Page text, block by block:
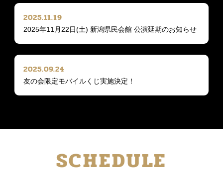
2025.11.19
2025年11月22日(土) 新潟県民会館 公演延期のお知らせ
2025.09.24
友の会限定モバイルくじ実施決定！
SCHEDULE